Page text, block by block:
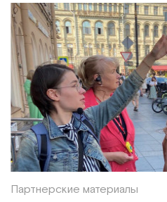
Партнерские материалы